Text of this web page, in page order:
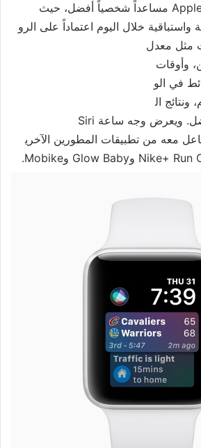
واستباقية خلال اليوم اعتماداً على الرو
مثل معدل
وأوقات
في الو
ال
ويعرض و
جه ساعة Siri
معه من تطبيقات المطورين الآخري